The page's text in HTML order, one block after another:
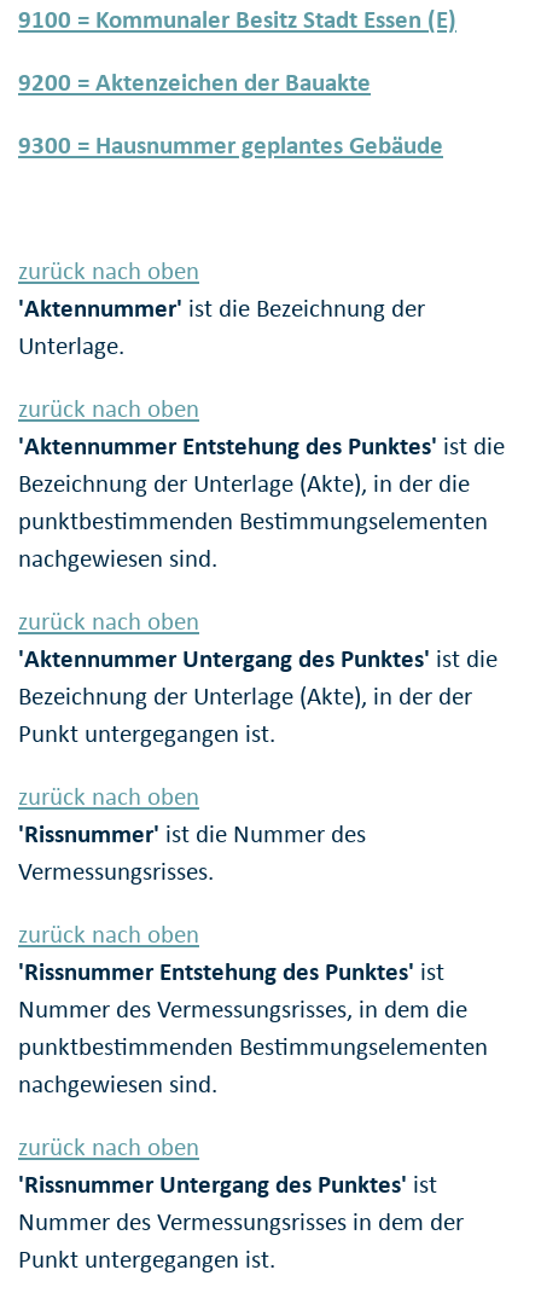
9100 = Kommunaler Besitz Stadt Essen (E)
9200 = Aktenzeichen der Bauakte
9300 = Hausnummer geplantes Gebäude
zurück nach oben
'Aktennummer' ist die Bezeichnung der
Unterlage.
zurück nach oben
'Aktennummer Entstehung des Punktes' ist die
Bezeichnung der Unterlage (Akte), in der die
punktbestimmenden Bestimmungselementen
nachgewiesen sind.
zurück nach oben
'Aktennummer Untergang des Punktes' ist die
Bezeichnung der Unterlage (Akte), in der der
Punkt untergegangen ist.
zurück nach oben
'Rissnummer' ist die Nummer des
Vermessungsrisses.
zurück nach oben
'Rissnummer Entstehung des Punktes' ist
Nummer des Vermessungsrisses, in dem die
punktbestimmenden Bestimmungselementen
nachgewiesen sind.
zurück nach oben
'Rissnummer Untergang des Punktes' ist
Nummer des Vermessungsrisses in dem der
Punkt untergegangen ist.